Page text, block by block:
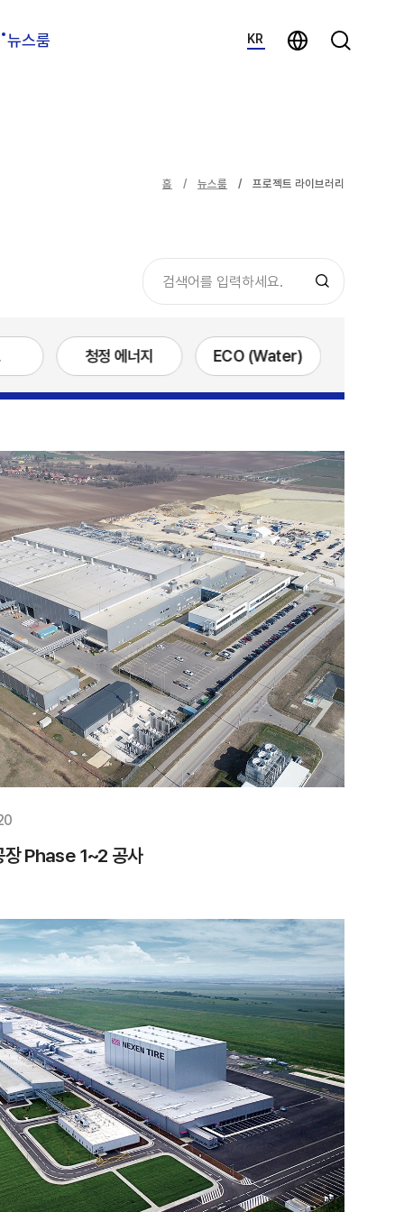
KR
뉴스룸
홈 뉴스룸 프로젝트 라이브러리
청정 에너지 ECO (Water)
Phase 1~2 공사